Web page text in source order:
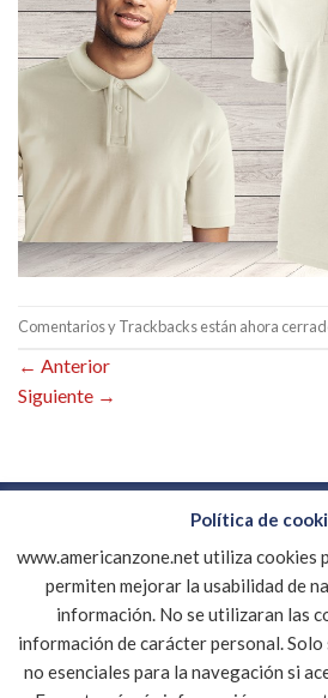
Comentarios y Trackbacks están ahora
← Anterior
Siguiente →
CONTACTO EMPRESA
MI CUENTA
AVISO LEGAL
Copyright 2026 ©
online
Política de
www.americanzone.net utiliza cookies
permiten mejorar la usabilidad de
información. No se utilizaran las
información de carácter personal.
no esenciales para la navegación si